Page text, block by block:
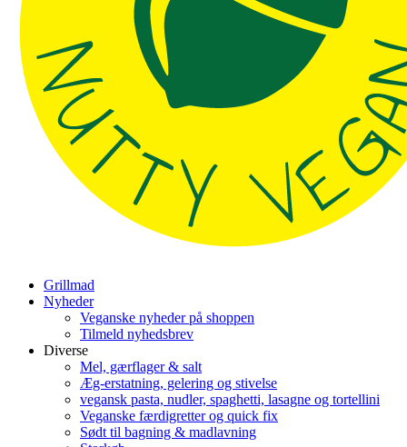
Grillmad
Nyheder
Veganske nyheder på shoppen
Tilmeld nyhedsbrev
Diverse
Mel, gærflager & salt
Æg-erstatning, gelering og stivelse
vegansk pasta, nudler, spaghetti, lasagne og tortellini
Veganske færdigretter og quick fix
Sødt til bagning & madlavning